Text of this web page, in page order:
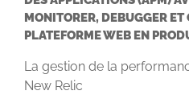
MONITORER, DEBUGGER
PLATEFORME WEB EN
La gestion de la
New Relic